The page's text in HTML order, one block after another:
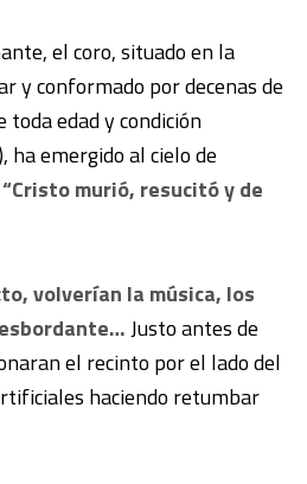
el coro, situado en la
y conformado por decenas de
toda edad y condición
ha emergido al cielo de
“Cristo murió, resucitó y de
volverían la música, los
Justo antes de
el recinto por el lado del
haciendo retumbar